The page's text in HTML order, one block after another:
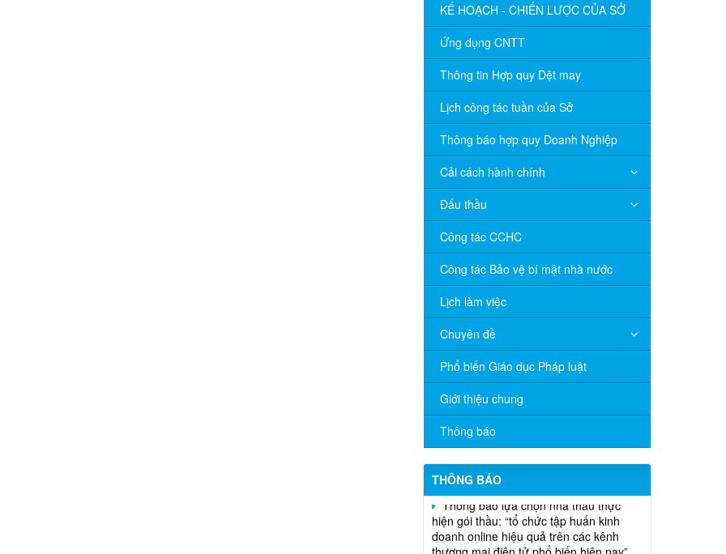
KẾ HOẠCH - CHIẾN LƯỢC CỦA SỞ
Ứng dụng CNTT
Thông tin Hợp quy Dệt may
Lịch công tác tuần của Sở
Thông báo hợp quy Doanh Nghiệp
Cải cách hành chính
Đấu thầu
Công tác CCHC
Công tác Bảo vệ bí mật nhà nước
Lịch làm việc
Chuyên đề
Phổ biến Giáo dục Pháp luật
Giới thiệu chung
Thông báo
THÔNG BÁO
V/v đề nghị báo cáo hệ thống phân
phối, nhãn hiệu hàng hóa và hoạt động
mua bán khí trên địa bàn tỉnh năm 2025
(nhắc lần 2).
Thông báo bán thanh lý tài sản công
theo hình thức chỉ định
Thông báo lựa chọn nhà thầu thực
hiện gói thầu: “tổ chức tập huấn kinh
doanh online hiệu quả trên các kênh
thương mại điện tử phổ biến hiện nay”
(SA)